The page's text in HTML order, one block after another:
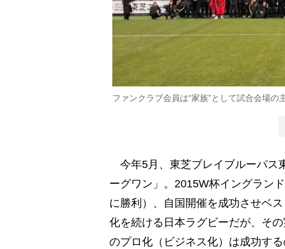
ファンクラブ会員は“家族”として試合会場の
今年5月、東芝ブレイブルーパス
ーグワン」。2015W杯イングラン
に勝利）、自国開催を成功させベ
化を続ける日本ラグビーだが、そ
のプロ化（ビジネス化）は成功す